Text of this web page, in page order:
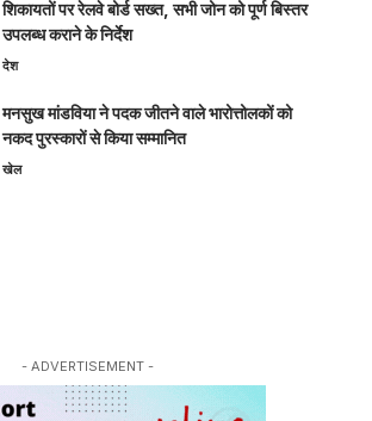
शिकायतों पर रेलवे बोर्ड सख्त, सभी जोन को पूर्ण बिस्तर
उपलब्ध कराने के निर्देश
देश
मनसुख मांडविया ने पदक जीतने वाले भारोत्तोलकों को
नकद पुरस्कारों से किया सम्मानित
खेल
- ADVERTISEMENT -